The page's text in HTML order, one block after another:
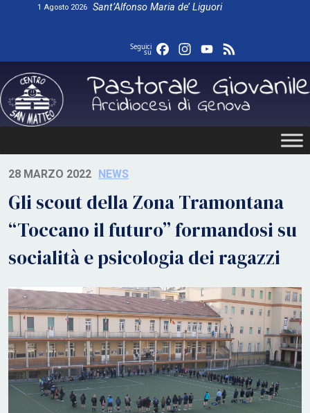
1 Agosto 2026 Sant’Alfonso Maria de’ Liguori
Seguici
su FacebookInstagram
YouTube
28 MARZO 2022 NEWS
Gli scout della Zona Tramontana
“Toccano il futuro” formandosi su
socialità e psicologia dei ragazzi